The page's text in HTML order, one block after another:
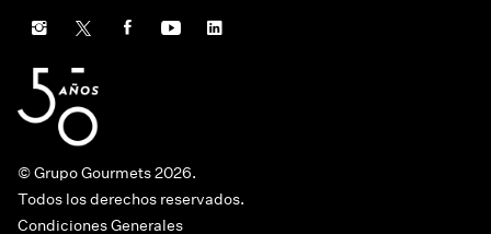
© Grupo Gourmets 2026.
Todos los derechos reservados.
Condiciones Generales